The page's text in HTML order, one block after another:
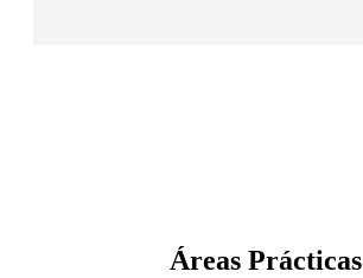
Áreas Prácticas